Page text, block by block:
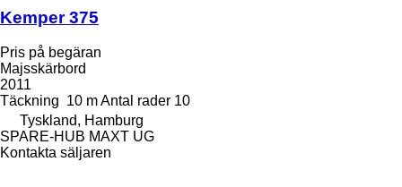
Kemper 375
Pris på begäran
Majsskärbord
2011
Täckning 10 mAntal rader 10
Tyskland, Hamburg
SPARE-HUB MAXT UG
Kontakta säljaren